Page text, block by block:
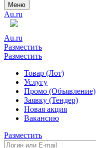
Меню
Au.ru
Au.ru
Разместить
Разместить
Товар (Лот)
Услугу
Промо (Объявление)
Заявку (Тендер)
Новая акция
Вакансию
Разместить